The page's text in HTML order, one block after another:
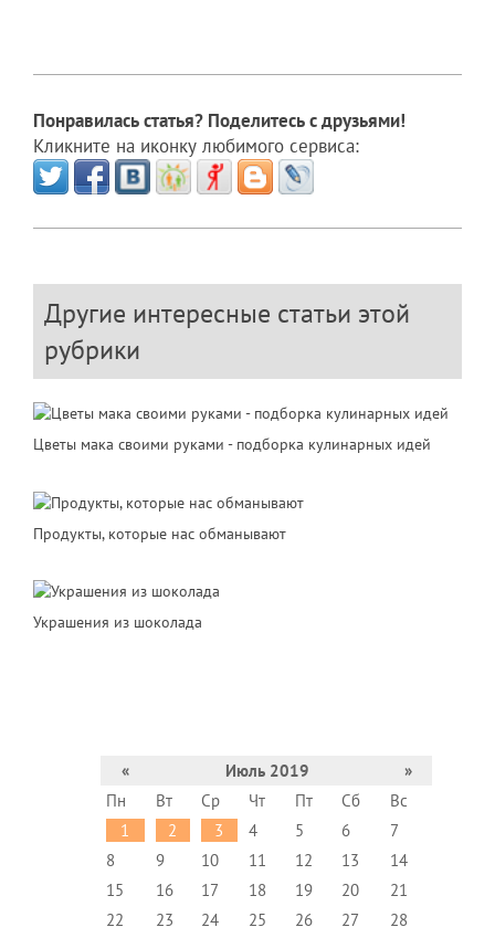
Понравилась статья? Поделитесь с друзьями!
Кликните на иконку любимого сервиса:
Другие интересные статьи этой
рубрики
Цветы мака своими руками - подборка кулинарных идей
Продукты, которые нас обманывают
Украшения из шоколада
« Июль 2019
»
Пн
Вт Ср Чт Пт Сб
Вс
1
2 3 4 5 6
7
8
9 10 11 12 13
14
15
16 17 18 19 20
21
22
23 24 25 26 27 28